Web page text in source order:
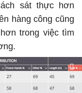
sát thực hơn
hàng công cũng
trong việc tìm